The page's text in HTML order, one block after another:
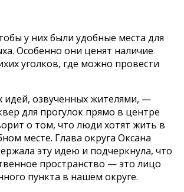
у них были удобные места для
Особенно они ценят наличие
уголков, где можно провести
идей, озвученных жителями, —
для прогулок прямо в центре
о том, что люди хотят жить в
месте. Глава округа Оксана
эту идею и подчеркнула, что
пространство — это лицо
пункта в нашем округе.